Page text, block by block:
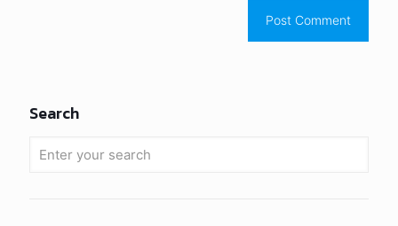
Search